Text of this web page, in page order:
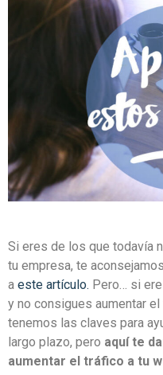
Si eres de los que todavía
tu empresa, te
a este artículo. Pero… si
y no consigues aumentar
tenemos las claves para
largo plazo, pero aquí te
aumentar el tráfico a tu